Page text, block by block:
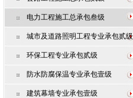
电力工程施工总承包叁级
城市及道路照明工程专业承包贰级
环保工程专业承包贰级
防水防腐保温专业承包壹级
建筑幕墙专业承包壹级